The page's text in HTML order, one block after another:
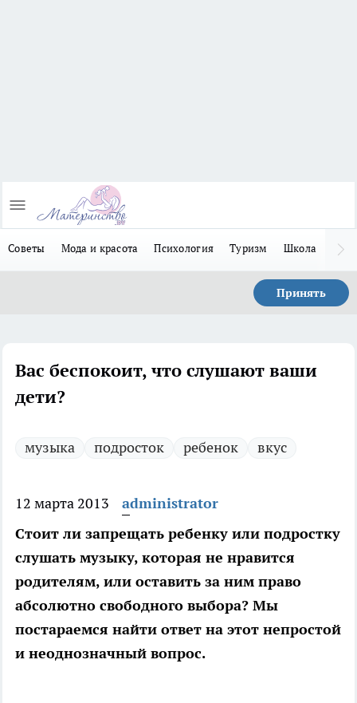
Советы Мода и красота Психология Туризм Школа
Принять
Вас беспокоит, что слушают ваши
дети?
музыка подросток ребенок вкус
12 марта 2013
administrator
Стоит ли запрещать ребенку или подростку
слушать музыку, которая не нравится
родителям, или оставить за ним право
абсолютно свободного выбора? Мы
постараемся найти ответ на этот непростой
и неоднозначный вопрос.